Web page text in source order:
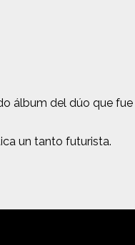
álbum del dúo que
un tanto futurista.